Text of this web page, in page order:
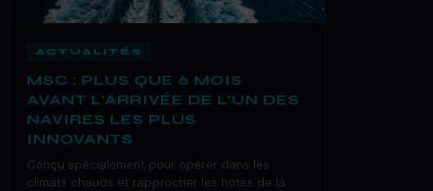
ACTUALITÉS
MSC : PLUS QUE 6 MOIS
AVANT L’ARRIVÉE DE L’UN DES
NAVIRES LES PLUS
INNOVANTS
Conçu spécialement pour opérer dans les
climats chauds et rapprocher les hôtes de la